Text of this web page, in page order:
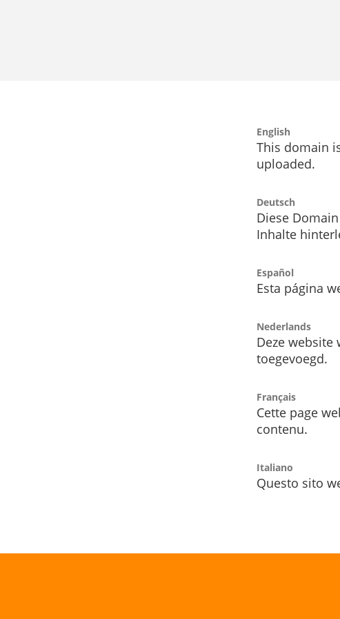
English
This domain
uploaded.
Deutsch
Diese
Inhalte
Español
Esta página
Nederlands
Deze
toegevoegd.
Français
Cette page
contenu.
Italiano
Questo sito